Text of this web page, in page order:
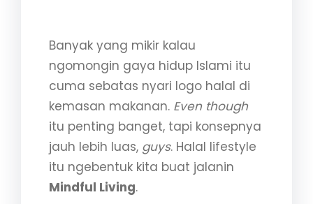
Banyak yang mikir kalau
ngomongin gaya hidup Islami itu
cuma sebatas nyari logo halal di
kemasan makanan. Even though
itu penting banget, tapi konsepnya
jauh lebih luas, guys. Halal lifestyle
itu ngebentuk kita buat jalanin
Mindful Living.